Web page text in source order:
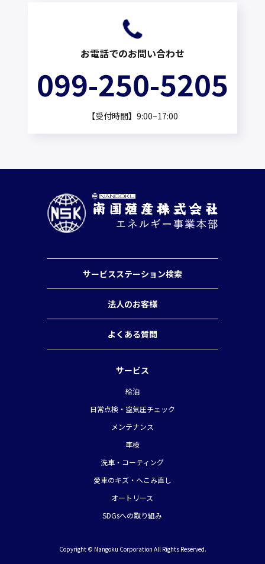
お電話でのお問い合わせ
099-250-5205
【受付時間】9:00~17:00
サービスステーション検索
法人のお客様
よくある質問
サービス
給油
日常点検・空気圧チェック
メンテナンス
車検
洗車・コーティング
愛車のキズ・へこみ直し
オートリース
SDGsへの取り組み
Copyright © Nangoku Corporation All Rights Reserved.